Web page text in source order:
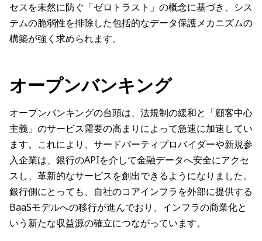
セスを未然に防ぐ「ゼロトラスト」の概念に基づき、シス
テムの脆弱性を排除した包括的なデータ保護メカニズムの
構築が強く求められます。
オープンバンキング
オープンバンキングの台頭は、法規制の緩和と「顧客中心
主義」のサービス需要の高まりによって急速に加速してい
ます。これにより、サードパーティプロバイダーや新規参
入企業は、銀行のAPIを介して金融データへ安全にアクセ
スし、革新的なサービスを創出できるようになりました。
銀行側にとっても、自社のコアインフラを外部に提供する
BaaSモデルへの移行が進んでおり、インフラの商業化と
いう新たな収益源の確立につながっています。